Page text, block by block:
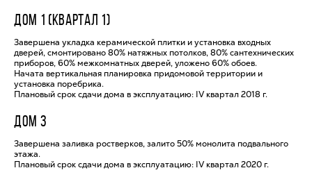
ДОМ 1 (КВАРТАЛ 1)
Завершена укладка керамической плитки и установка входных
дверей, смонтировано 80% натяжных потолков, 80% сантехнических
приборов, 60% межкомнатных дверей, уложено 60% обоев.
Начата вертикальная планировка придомовой территории и
установка поребрика.
Плановый срок сдачи дома в эксплуатацию: IV квартал 2018 г.
ДОМ 3
Завершена заливка ростверков, залито 50% монолита подвального
этажа.
Плановый срок сдачи дома в эксплуатацию: IV квартал 2020 г.